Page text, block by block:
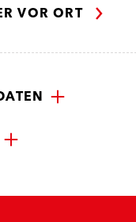
VOR ORT